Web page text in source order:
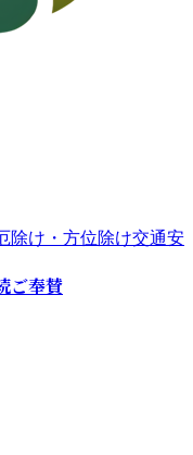
除け・方位除け交通安
ご奉賛